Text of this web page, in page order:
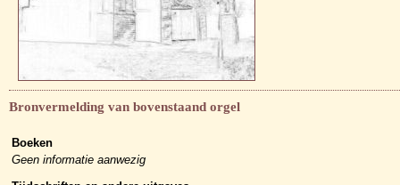
Bronvermelding van bovenstaand orgel
Boeken
Geen informatie aanwezig